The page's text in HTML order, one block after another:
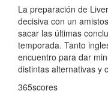
La preparación de
decisiva con un
sacar las últimas
temporada. Tanto
encuentro para dar
distintas alternativas y
365scores